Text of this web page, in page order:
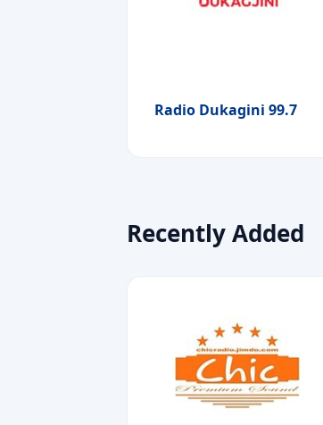
Radio Dukagini 99.7
Recently Added